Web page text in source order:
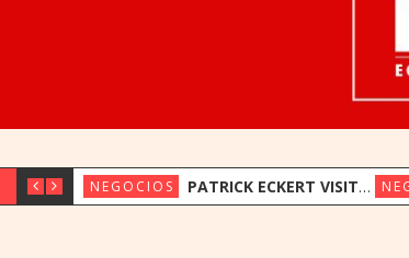
NEGOCIOS PATRICK ECKERT VISITÓ PARAGUAY PARA IMPULSAR EL ACCESO OPORTUNO A LA INNOVACIÓN EN SALUD